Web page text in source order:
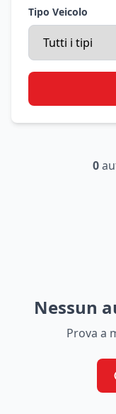
Tipo Veicolo
0
Nessun
Prova a